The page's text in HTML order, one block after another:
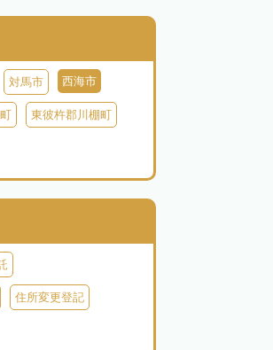
対馬市 西海市
東彼杵郡川棚町
住所変更登記